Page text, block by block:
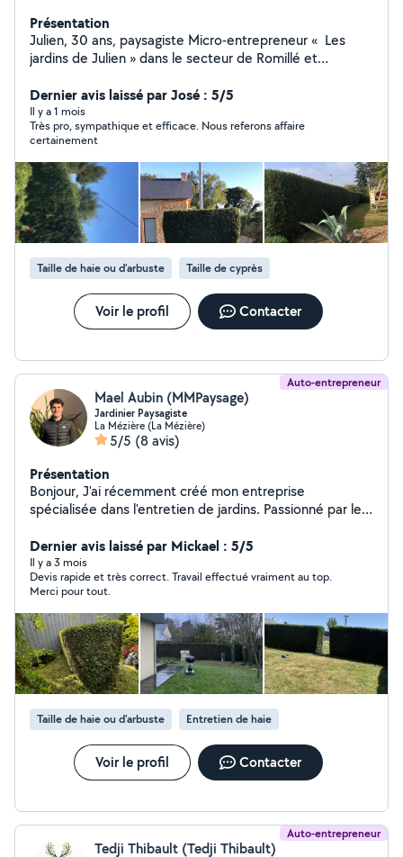
Présentation
Julien, 30 ans, paysagiste Micro-entrepreneur « Les
jardins de Julien » dans le secteur de Romillé et
Dernier avis laissé par José : 5/5
Il y a 1 mois
Très pro, sympathique et efficace. Nous referons affaire
certainement
Taille de haie ou d'arbuste Taille de cyprès
Voir le profil Contacter
Auto-entrepreneur
Mael Aubin (MMPaysage)
Jardinier Paysagiste
La Mézière (La Mézière)
5/5 (8 avis)
Présentation
Bonjour, J'ai récemment créé mon entreprise
spécialisée dans l'entretien de jardins. Passionné par le
professionnelles, je mets mon savoir-faire à votre
service pour prendre soin de vos espaces verts. Je vous
propose notamment : Taille de haies Tonte de gazon
Débroussaillage Entretien de massifs et plantations
Pose de clôture Engazonnement Pose de pavé Sérieux,
soigneux et à l'écoute de vos besoins, j'entretiens votre
jardin avec la même attention que si c'était le mien.
N'hésitez pas à me contacter pour échanger sur votre
projet ou pour obtenir un devis gratuit. À bientôt,
Dernier avis laissé par Mickael : 5/5
Il y a 3 mois
Devis rapide et très correct. Travail effectué vraiment au top.
Merci pour tout.
Taille de haie ou d'arbuste Entretien de haie
Voir le profil Contacter
Auto-entrepreneur
Tedji Thibault (Tedji Thibault)